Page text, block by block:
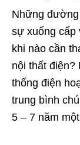
Những
sự xuống cấp
khi nào cần
nội thất điện?
thống điện
trung bình
5 – 7 năm